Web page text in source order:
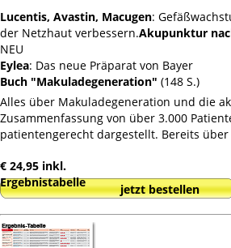
Lucentis, Avastin, Macugen:
der Netzhaut verbessern.Akupunktur
NEU
Eylea: Das neue Präparat von Bayer
Buch "Makuladegeneration" (148 S.)
Alles über Makuladegeneration und die
Zusammenfassung von über 3.000
patientengerecht dargestellt. Bereits
€ 24,95 inkl.
Ergebnistabelle
jetzt bestellen